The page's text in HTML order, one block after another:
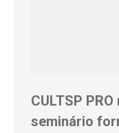
CULTSP
seminário